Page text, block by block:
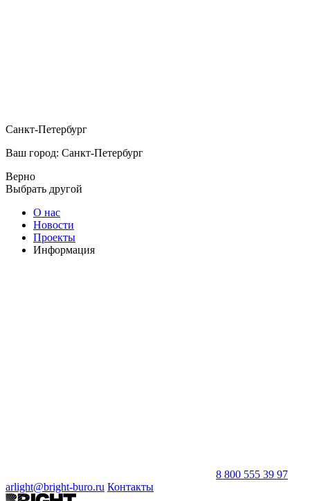
Санкт-Петербург
Ваш город: Санкт-Петербург
Верно
Выбрать другой
О нас
Новости
Проекты
Информация
8 800 555 39 97
arlight@bright-buro.ru Контакты